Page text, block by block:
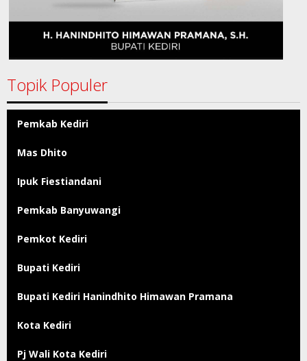
Topik Populer
Pemkab Kediri
Mas Dhito
Ipuk Fiestiandani
Pemkab Banyuwangi
Pemkot Kediri
Bupati Kediri
Bupati Kediri Hanindhito Himawan Pramana
Kota Kediri
Pj Wali Kota Kediri